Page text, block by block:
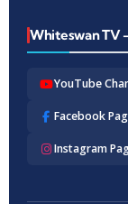
Whiteswan TV
YouTube
Whiteswan
Whiteswan
Facebook
Whiteswan
Instagram